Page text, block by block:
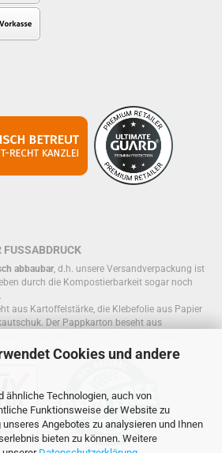
Cookies und andere
ähnliche Technologien, auch von
Funktionsweise der Website zu
Angebotes zu analysieren und Ihnen
bieten zu können. Weitere
FUSSABDRUCK
abbaubar, d.h. unsere Versandverpackung ist
durch die Kompostierbarkeit sogar noch
aus Kartoffelstärke, die Klebefolie aus Papier
Der Pappkarton beseht aus
befinden.